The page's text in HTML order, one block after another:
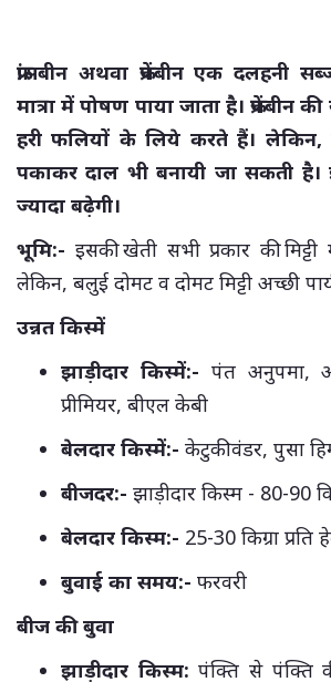
फ्रांसबीन अथवा फ्रेंचबीन एक दलहनी
मात्रा में पोषण पाया जाता है। फ्रेंचबीन
हरी फलियों के लिये करते हैं।
पकाकर दाल भी बनायी जा सकती
ज्यादा बढ़ेगी।
भूमि:- इसकी खेती सभी प्रकार की
लेकिन, बलुई दोमट व दोमट मिट्टी अच्छी
उन्नत किस्में
झाड़ीदार किस्में:- पंत अनुपमा,
प्रीमियर, बीएल केबी
बेलदार किस्में:- केटुकी वंडर, पुसा
बीजदर:- झाड़ीदार किस्म - 80-90
बेलदार किस्म:- 25-30 किग्रा प्रति
बुवाई का समय:- फरवरी
बीज की बुवा
झाड़ीदार किस्म:पंक्ति से पंक्ति